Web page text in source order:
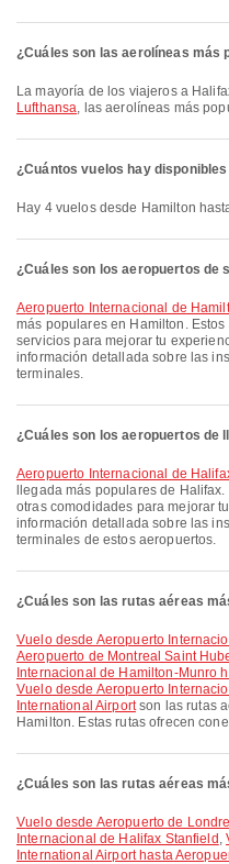
¿Cuáles son las aerolíneas más
La mayoría de los viajeros a
Lufthansa, las aerolíneas más
¿Cuántos vuelos hay
Hay 4 vuelos desde Hamilton
¿Cuáles son los aeropuertos de
Aeropuerto Internacional de
más populares en Hamilton.
servicios para mejorar tu
información detallada sobre las
terminales.
¿Cuáles son los aeropuertos de
Aeropuerto Internacional de
llegada más populares de
otras comodidades para mejorar
información detallada sobre las
terminales de estos aeropuertos.
¿Cuáles son las rutas aéreas
Vuelo desde Aeropuerto Internacional de Hamilton-Munro hasta
Aeropuerto de Montreal Saint
Internacional de Hamilton-Munro
Vuelo desde Aeropuerto
International Airportson las rutas
Hamilton. Estas rutas ofrecen
¿Cuáles son las rutas aéreas
Vuelo desde Aeropuerto de Londres Heathrow hasta Aeropuerto
Internacional de Halifax Stanfield ,
International Airport hasta